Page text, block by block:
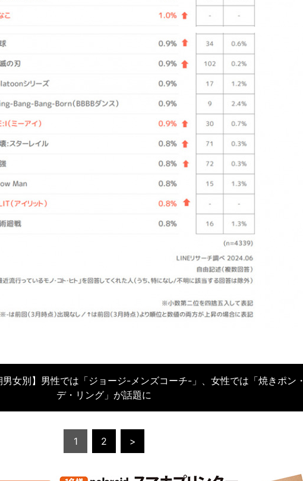
男女別】男性では「ジョージ-メンズコーチ-」、女性では「焼きポン・
デ・リング」が話題に
1 2 >